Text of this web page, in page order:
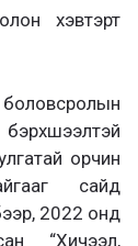
хэвтэрт
орчин
сайд
2022 онд
“Хичээл,